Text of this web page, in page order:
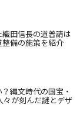
織田信長の道普請は
備の施策を紹介
縄文時代の国宝・
々が刻んだ謎とデザ